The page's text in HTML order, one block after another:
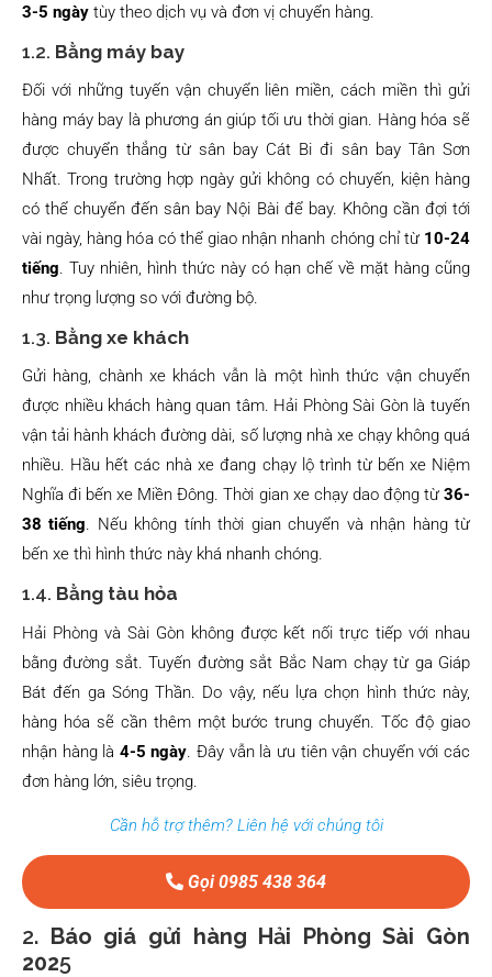
3-5 ngày tùy theo dịch vụ và đơn vị chuyển hàng.
1.2. Bằng máy bay
Đối với những tuyến vận chuyển liên miền, cách miền thì gửi
hàng máy bay là phương án giúp tối ưu thời gian. Hàng hóa sẽ
được chuyển thẳng từ sân bay Cát Bi đi sân bay Tân Sơn
Nhất. Trong trường hợp ngày gửi không có chuyến, kiện hàng
có thể chuyển đến sân bay Nội Bài để bay. Không cần đợi tới
vài ngày, hàng hóa có thể giao nhận nhanh chóng chỉ từ 10-24
tiếng. Tuy nhiên, hình thức này có hạn chế về mặt hàng cũng
như trọng lượng so với đường bộ.
1.3. Bằng xe khách
Gửi hàng, chành xe khách vẫn là một hình thức vận chuyển
được nhiều khách hàng quan tâm. Hải Phòng Sài Gòn là tuyến
vận tải hành khách đường dài, số lượng nhà xe chạy không quá
nhiều. Hầu hết các nhà xe đang chạy lộ trình từ bến xe Niệm
Nghĩa đi bến xe Miền Đông. Thời gian xe chạy dao động từ 36-
38 tiếng. Nếu không tính thời gian chuyển và nhận hàng từ
bến xe thì hình thức này khá nhanh chóng.
1.4. Bằng tàu hỏa
Hải Phòng và Sài Gòn không được kết nối trực tiếp với nhau
bằng đường sắt. Tuyến đường sắt Bắc Nam chạy từ ga Giáp
Bát đến ga Sóng Thần. Do vậy, nếu lựa chọn hình thức này,
hàng hóa sẽ cần thêm một bước trung chuyển. Tốc độ giao
nhận hàng là 4-5 ngày. Đây vẫn là ưu tiên vận chuyển với các
đơn hàng lớn, siêu trọng.
Cần hỗ trợ thêm? Liên hệ với chúng tôi
Gọi 0985 438 364
2. Báo giá gửi hàng Hải Phòng Sài Gòn
2025